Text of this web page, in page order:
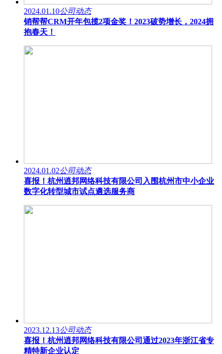
2024.01.10公司动态
销帮帮CRM开年包揽2项金奖！2023破势增长，2024拥
抱春天！
2024.01.02公司动态
喜报！杭州逍邦网络科技有限公司入围杭州市中小企业
数字化转型城市试点遴选服务商
2023.12.13公司动态
喜报！杭州逍邦网络科技有限公司通过2023年浙江省专
精特新企业认定